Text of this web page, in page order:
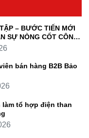
– BƯỚC TIẾN MỚI
SỰ NÒNG CỐT CÔNG
HỒNG QUÂN
bán hàng B2B Bảo
tổ hợp điện than